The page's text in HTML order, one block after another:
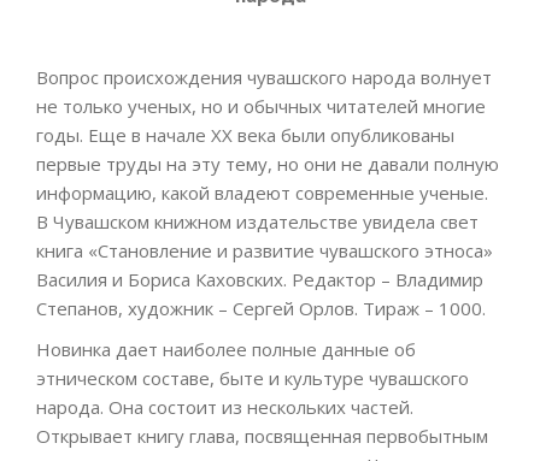
Вопрос происхождения чувашского народа волнует
не только ученых, но и обычных читателей многие
годы. Еще в начале ХХ века были опубликованы
первые труды на эту тему, но они не давали полную
информацию, какой владеют современные ученые.
В Чувашском книжном издательстве увидела свет
книга «Становление и развитие чувашского этноса»
Василия и Бориса Каховских. Редактор – Владимир
Степанов, художник – Сергей Орлов. Тираж – 1000.
Новинка дает наиболее полные данные об
этническом составе, быте и культуре чувашского
народа. Она состоит из нескольких частей.
Открывает книгу глава, посвященная первобытным